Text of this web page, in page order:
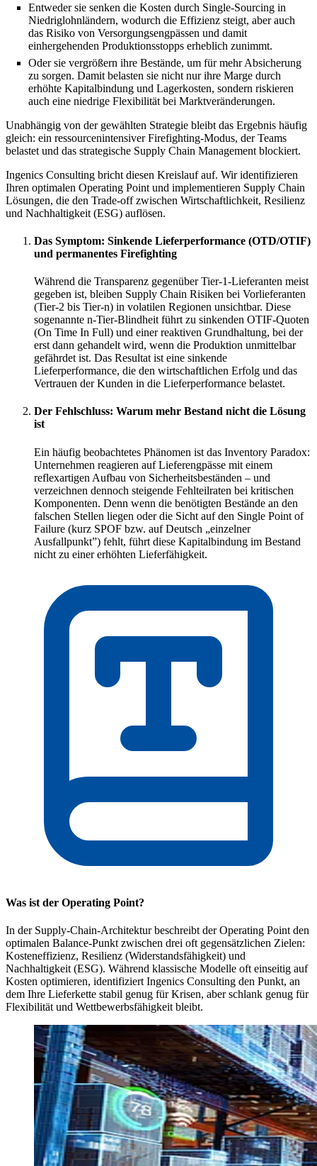
Entweder sie senken die Kosten durch Single-Sourcing in
Niedriglohnländern, wodurch die Effizienz steigt, aber auch
das Risiko von Versorgungsengpässen und damit
einhergehenden Produktionsstopps erheblich zunimmt.
Oder sie vergrößern ihre Bestände, um für mehr Absicherung
zu sorgen. Damit belasten sie nicht nur ihre Marge durch
erhöhte Kapitalbindung und Lagerkosten, sondern riskieren
auch eine niedrige Flexibilität bei Marktveränderungen.
Unabhängig von der gewählten Strategie bleibt das Ergebnis häufig
gleich: ein ressourcenintensiver Firefighting-Modus, der Teams
belastet und das strategische Supply Chain Management blockiert.
Ingenics Consulting bricht diesen Kreislauf auf. Wir identifizieren
Ihren optimalen Operating Point und implementieren Supply Chain
Lösungen, die den Trade-off zwischen Wirtschaftlichkeit, Resilienz
und Nachhaltigkeit (ESG) auflösen.
Das Symptom: Sinkende Lieferperformance (OTD/OTIF)
und permanentes Firefighting
Während die Transparenz gegenüber Tier-1-Lieferanten meist
gegeben ist, bleiben Supply Chain Risiken bei Vorlieferanten
(Tier-2 bis Tier-n) in volatilen Regionen unsichtbar. Diese
sogenannte n-Tier-Blindheit führt zu sinkenden OTIF-Quoten
(On Time In Full) und einer reaktiven Grundhaltung, bei der
erst dann gehandelt wird, wenn die Produktion unmittelbar
gefährdet ist. Das Resultat ist eine sinkende
Lieferperformance, die den wirtschaftlichen Erfolg und das
Vertrauen der Kunden in die Lieferperformance belastet.
Der Fehlschluss: Warum mehr Bestand nicht die Lösung
ist
Ein häufig beobachtetes Phänomen ist das Inventory Paradox:
Unternehmen reagieren auf Lieferengpässe mit einem
reflexartigen Aufbau von Sicherheitsbeständen – und
verzeichnen dennoch steigende Fehlteilraten bei kritischen
Komponenten. Denn wenn die benötigten Bestände an den
falschen Stellen liegen oder die Sicht auf den Single Point of
Failure (kurz SPOF bzw. auf Deutsch „einzelner
Ausfallpunkt”) fehlt, führt diese Kapitalbindung im Bestand
nicht zu einer erhöhten Lieferfähigkeit.
Was ist der Operating Point?
In der Supply-Chain-Architektur beschreibt der Operating Point den
optimalen Balance-Punkt zwischen drei oft gegensätzlichen Zielen:
Kosteneffizienz, Resilienz (Widerstandsfähigkeit) und
Nachhaltigkeit (ESG). Während klassische Modelle oft einseitig auf
Kosten optimieren, identifiziert Ingenics Consulting den Punkt, an
dem Ihre Lieferkette stabil genug für Krisen, aber schlank genug für
Flexibilität und Wettbewerbsfähigkeit bleibt.